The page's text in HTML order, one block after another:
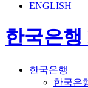
ENGLISH
한국은
한국은행
한국은